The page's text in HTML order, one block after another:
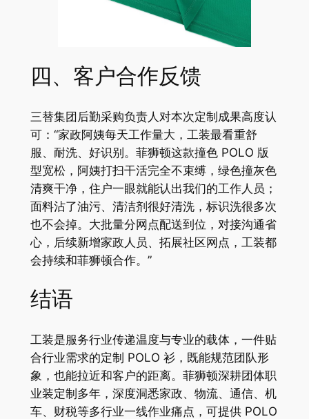
四、客户合作反馈
三替集团后勤采购负责人对本次定制成果高度认
可：“家政阿姨每天工作量大，工装最看重舒
服、耐洗、好识别。菲狮顿这款撞色 POLO 版
型宽松，阿姨打扫干活完全不束缚，绿色撞灰色
清爽干净，住户一眼就能认出我们的工作人员；
面料沾了油污、清洁剂很好清洗，标识洗很多次
也不会掉。大批量分网点配送到位，对接沟通省
心，后续新增家政人员、拓展社区网点，工装都
会持续和菲狮顿合作。”
结语
工装是服务行业传递温度与专业的载体，一件贴
合行业需求的定制 POLO 衫，既能规范团队形
象，也能拉近和客户的距离。菲狮顿深耕团体职
业装定制多年，深度洞悉家政、物流、通信、机
车、财税等多行业一线作业痛点，可提供 POLO